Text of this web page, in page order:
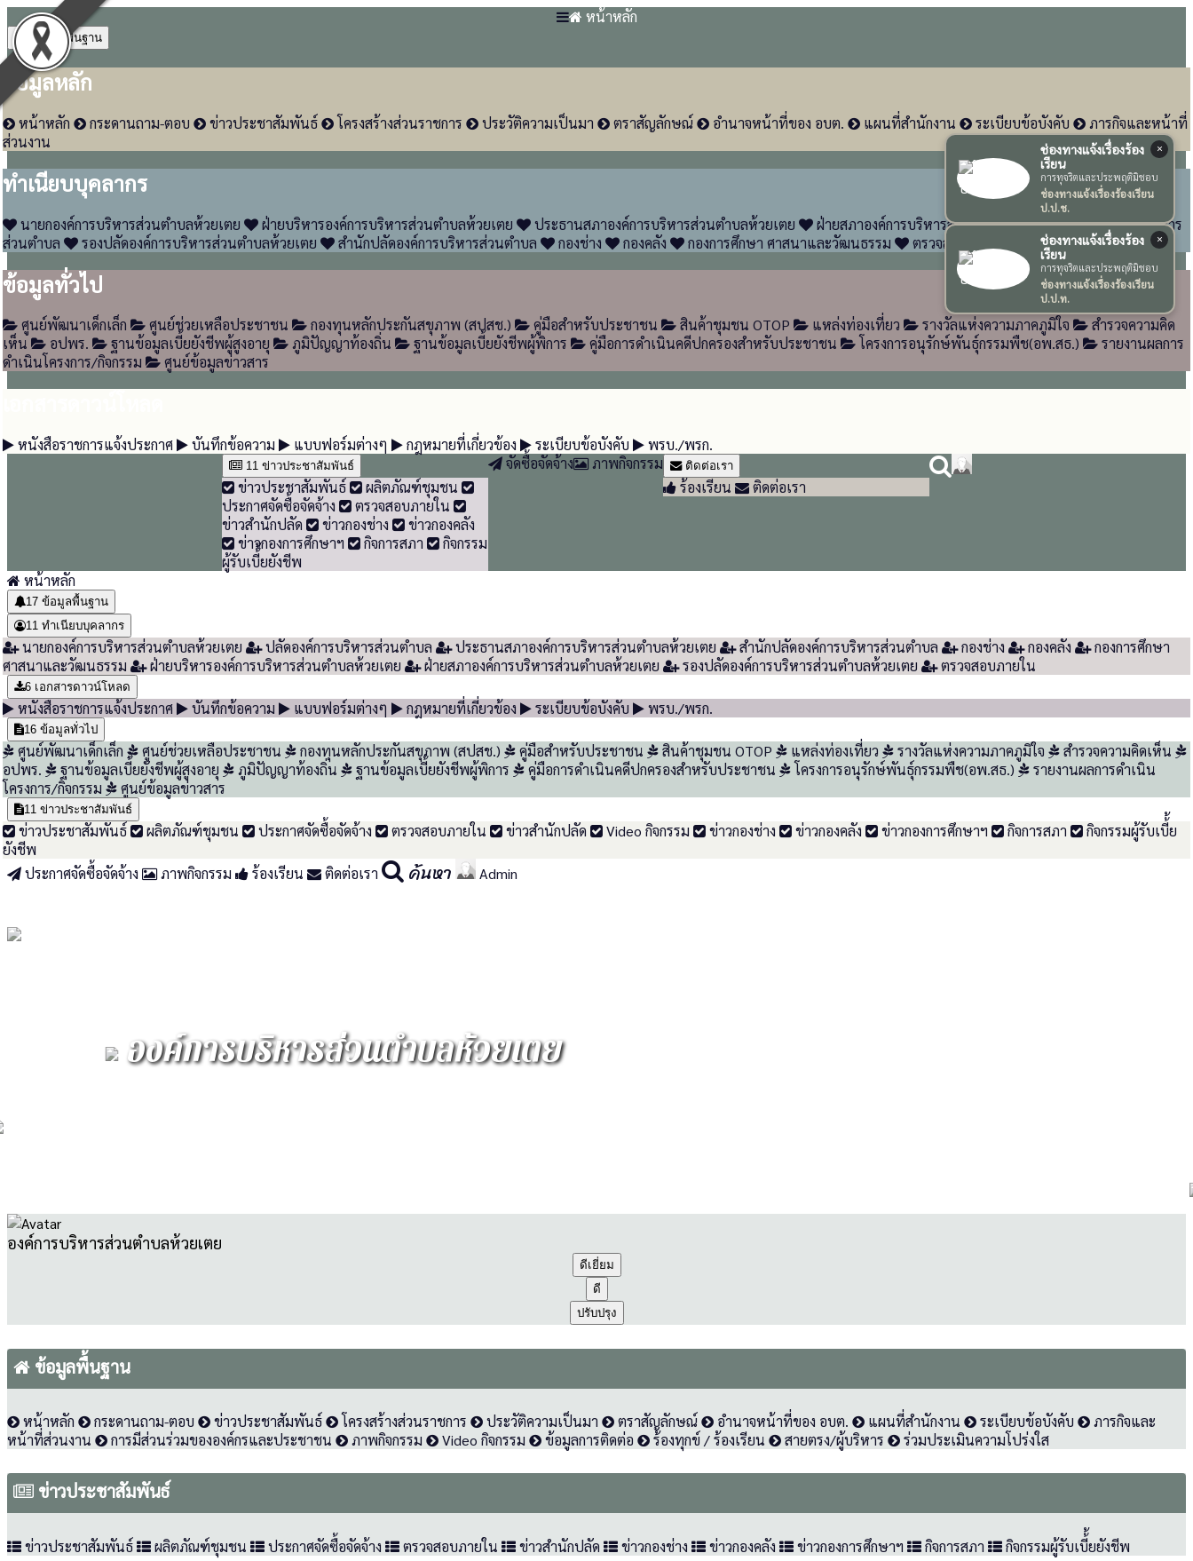
หน้าหลัก
ข้อมูลพื้นฐาน
ข้อมูลหลัก
หน้าหลัก กระดานถาม-ตอบ ข่าวประชาสัมพันธ์ โครงสร้างส่วนราชการ ประวัติความเป็นมา ตราสัญลักษณ์ อำนาจหน้าที่ของ อบต. แผนที่สำนักงาน ระเบียบข้อบังคับ
ภารกิจและหน้าที่
ส่วนงาน
ทำเนียบบุคลากร
นายกองค์การบริหารส่วนตำบลห้วยเตย ฝ่ายบริหารองค์การบริหารส่วนตำบลห้วยเตย ประธานสภาองค์การบริหารส่วนตำบลห้วยเตย ฝ่ายสภาองค์การบริหารส่วนตำบลห้วยเตย
ปลัดองค์การบริหาร
ส่วนตำบล
รองปลัดองค์การบริหารส่วนตำบลห้วยเตย สำนักปลัดองค์การบริหารส่วนตำบล กองช่าง กองคลัง กองการศึกษา ศาสนาและวัฒนธรรม ตรวจสอบภายใน
ข้อมูลทั่วไป
ศูนย์พัฒนาเด็กเล็ก ศูนย์ช่วยเหลือประชาชน กองทุนหลักประกันสขุภาพ (สปสช.) คู่มือสำหรับประชาชน สินค้าชุมชน OTOP แหล่งท่องเที่ยว รางวัลแห่งความภาคภูมิใจ
สำรวจความคิด
เห็น
อปพร. ฐานข้อมูลเบี้ยยังชีพผู้สูงอายุ ภูมิปัญญาท้องถิ่น ฐานข้อมูลเบี้ยยังชีพผู้พิการ คู่มือการดำเนินคดีปกครองสำหรับประชาชน โครงการอนุรักษ์พันธ์ุกรรมพืช(อพ.สธ.)
รายงานผลการ
ดำเนินโครงการ/กิจกรรม
ศูนย์ข้อมูลข่าวสาร
หนังสือราชการแจ้งประกาศ บันทึกข้อความ แบบฟอร์มต่างๆ กฎหมายที่เกี่ยวข้อง ระเบียบข้อบังคับ พรบ./พรก.
11ข่าวประชาสัมพันธ์
ข่าวประชาสัมพันธ์
ผลิตภัณฑ์ชุมชน
ประกาศจัดซื้อจัดจ้าง
ตรวจสอบภายใน
ข่าวสำนักปลัด
ข่าวกองช่าง
ข่าวกองคลัง
ข่าวกองการศึกษาฯ
กิจการสภา
กิจกรรม
ผู้รับเบี้้ยยังชีพ
จัดซื้อจัดจ้าง ภาพกิจกรรม ติดต่อเรา
ร้องเรียน ติดต่อเรา
หน้าหลัก
17 ข้อมูลพื้นฐาน
11 ทำเนียบบุคลากร
นายกองค์การบริหารส่วนตำบลห้วยเตย ปลัดองค์การบริหารส่วนตำบล ประธานสภาองค์การบริหารส่วนตำบลห้วยเตย สำนักปลัดองค์การบริหารส่วนตำบล กองช่าง กองคลัง
กองการศึกษา
ศาสนาและวัฒนธรรม
ฝ่ายบริหารองค์การบริหารส่วนตำบลห้วยเตย ฝ่ายสภาองค์การบริหารส่วนตำบลห้วยเตย รองปลัดองค์การบริหารส่วนตำบลห้วยเตย ตรวจสอบภายใน
6 เอกสารดาวน์โหลด
หนังสือราชการแจ้งประกาศ บันทึกข้อความ แบบฟอร์มต่างๆ กฎหมายที่เกี่ยวข้อง ระเบียบข้อบังคับ พรบ./พรก.
16 ข้อมูลทั่วไป
ศูนย์พัฒนาเด็กเล็ก ศูนย์ช่วยเหลือประชาชน กองทุนหลักประกันสขุภาพ (สปสช.) คู่มือสำหรับประชาชน สินค้าชุมชน OTOP แหล่งท่องเที่ยว รางวัลแห่งความภาคภูมิใจ
สำรวจความคิดเห็น
อปพร.
ฐานข้อมูลเบี้ยยังชีพผู้สูงอายุ ภูมิปัญญาท้องถิ่น ฐานข้อมูลเบี้ยยังชีพผู้พิการ คู่มือการดำเนินคดีปกครองสำหรับประชาชน โครงการอนุรักษ์พันธ์ุกรรมพืช(อพ.สธ.)
รายงานผลการดำเนิน
โครงการ/กิจกรรม
ศูนย์ข้อมูลข่าวสาร
11 ข่าวประชาสัมพันธ์
ข่าวประชาสัมพันธ์ ผลิตภัณฑ์ชุมชน ประกาศจัดซื้อจัดจ้าง ตรวจสอบภายใน ข่าวสำนักปลัด Video กิจกรรม ข่าวกองช่าง ข่าวกองคลัง ข่าวกองการศึกษาฯ กิจการสภา
กิจกรรมผู้รับเบี้้ย
ยังชีพ
ประกาศจัดซื้อจัดจ้าง
ภาพกิจกรรม ร้องเรียน ติดต่อเรา ค้นหา Admin
องค์การบริหารส่วนตำบลห้วยเตย
องค์การบริหารส่วนตำบลห้วยเตย
ดีเยี่ยม
ดี
ปรับปรุง
ข้อมูลพื้นฐาน
หน้าหลัก กระดานถาม-ตอบ ข่าวประชาสัมพันธ์ โครงสร้างส่วนราชการ ประวัติความเป็นมา ตราสัญลักษณ์ อำนาจหน้าที่ของ อบต. แผนที่สำนักงาน ระเบียบข้อบังคับ
ภารกิจและ
หน้าที่ส่วนงาน
การมีส่วนร่วมขององค์กรและประชาชน ภาพกิจกรรม Video กิจกรรม ข้อมูลการติดต่อ ร้องทุกข์ / ร้องเรียน สายตรง/ผู้บริหาร ร่วมประเมินความโปร่งใส
ข่าวประชาสัมพันธ์
ข่าวประชาสัมพันธ์ ผลิตภัณฑ์ชุมชน ประกาศจัดซื้อจัดจ้าง ตรวจสอบภายใน ข่าวสำนักปลัด ข่าวกองช่าง ข่าวกองคลัง ข่าวกองการศึกษาฯ กิจการสภา กิจกรรมผู้รับเบี้้ยยังชีพ
×
ช่องทางแจ้งเรื่องร้อง
เรียน
การทุจริตและประพฤติมิชอบ
ช่องทางแจ้งเรื่องร้องเรียน
ป.ป.ช.
×
ช่องทางแจ้งเรื่องร้อง
เรียน
การทุจริตและประพฤติมิชอบ
ช่องทางแจ้งเรื่องร้องเรียน
ป.ป.ท.